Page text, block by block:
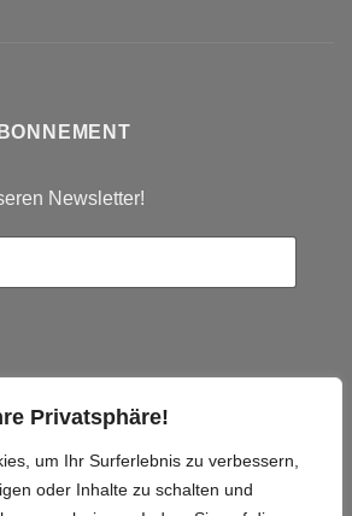
Privatsphäre!
um Ihr Surferlebnis zu verbessern,
oder Inhalte zu schalten und
Newsletter!